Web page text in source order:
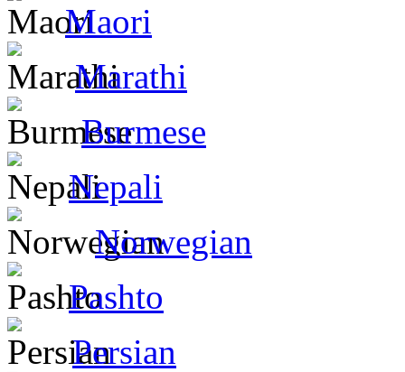
Maori
Marathi
Burmese
Nepali
Norwegian
Pashto
Persian